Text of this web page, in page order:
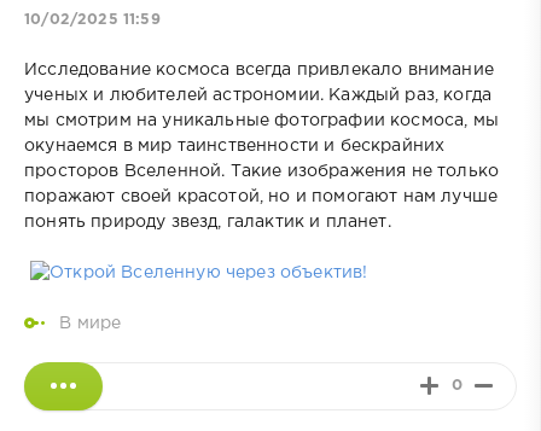
10/02/2025 11:59
Исследование космоса всегда привлекало внимание
ученых и любителей астрономии. Каждый раз, когда
мы смотрим на уникальные фотографии космоса, мы
окунаемся в мир таинственности и бескрайних
просторов Вселенной. Такие изображения не только
поражают своей красотой, но и помогают нам лучше
понять природу звезд, галактик и планет.
В мире
0